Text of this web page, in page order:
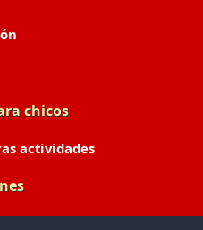
chicos
actividades